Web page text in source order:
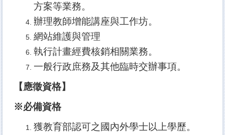
方案等業務。
辦理教師增能講座與工作坊。
網站維護與管理
執行計畫經費核銷相關業務。
一般行政庶務及其他臨時交辦事項。
【應徵資格】
※必備資格
獲教育部認可之國內外學士以上學歷。